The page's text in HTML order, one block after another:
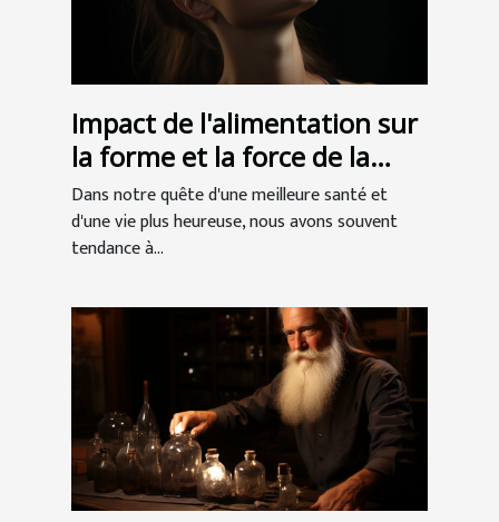
Impact de l'alimentation sur
la forme et la force de la
mâchoire
Dans notre quête d'une meilleure santé et
d'une vie plus heureuse, nous avons souvent
tendance à...